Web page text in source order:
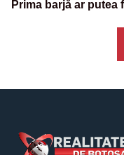
Prima barjă ar putea